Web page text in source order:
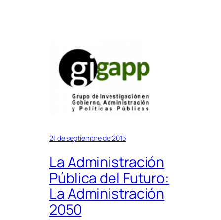
21 de septiembre de 2015
La Administración
Pública del Futuro:
La Administración
2050